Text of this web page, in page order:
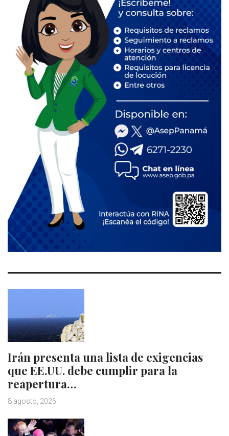
Irán presenta una lista de exigencias
que EE.UU. debe cumplir para la
reapertura…
8 agosto, 2026